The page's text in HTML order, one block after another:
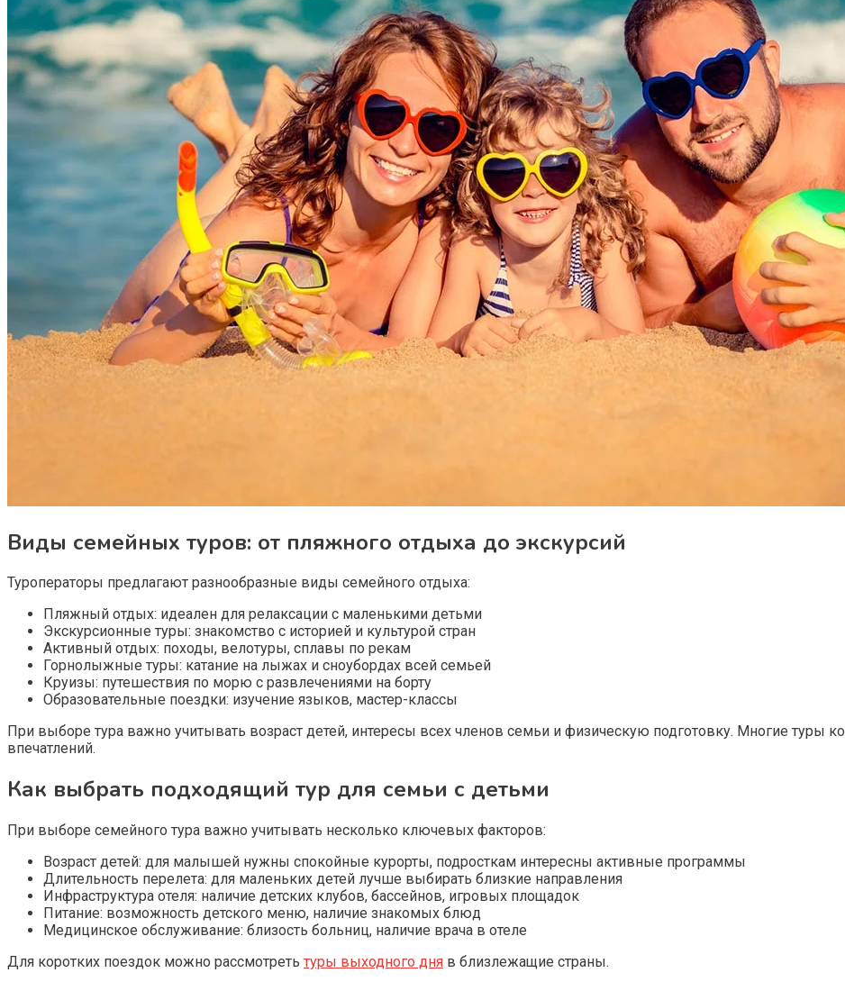
Виды семейных туров: от пляжного отдыха до экскурсий
Туроператоры предлагают разнообразные виды семейного отдыха:
Пляжный отдых: идеален для релаксации с маленькими детьми
Экскурсионные туры: знакомство с историей и культурой стран
Активный отдых: походы, велотуры, сплавы по рекам
Горнолыжные туры: катание на лыжах и сноубордах всей семьей
Круизы: путешествия по морю с развлечениями на борту
Образовательные поездки: изучение языков, мастер-классы
При выборе тура важно учитывать возраст детей, интересы всех членов семьи и физическую подготовку. Многие туры
впечатлений.
Как выбрать подходящий тур для семьи с детьми
При выборе семейного тура важно учитывать несколько ключевых факторов:
Возраст детей: для малышей нужны спокойные курорты, подросткам интересны активные программы
Длительность перелета: для маленьких детей лучше выбирать близкие направления
Инфраструктура отеля: наличие детских клубов, бассейнов, игровых площадок
Питание: возможность детского меню, наличие знакомых блюд
Медицинское обслуживание: близость больниц, наличие врача в отеле
Для коротких поездок можно рассмотреть туры выходного дня в близлежащие страны.